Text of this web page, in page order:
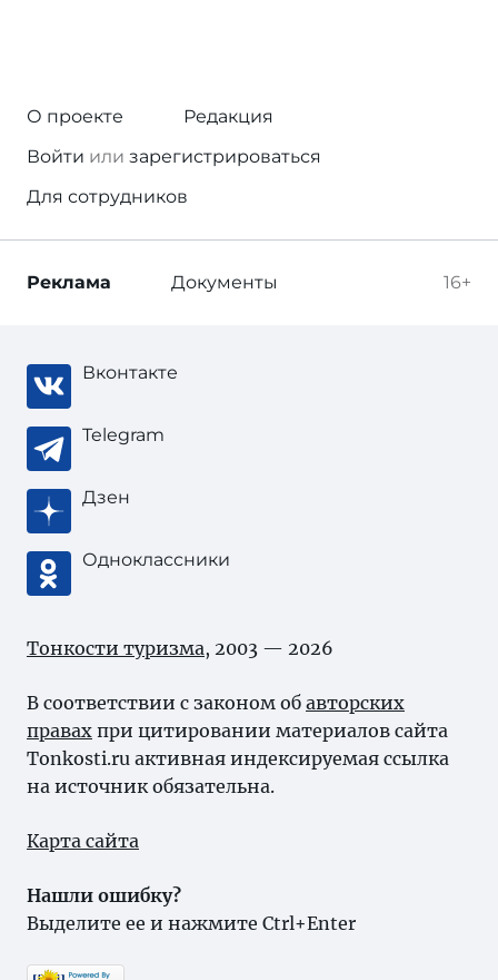
О проекте
Редакция
Войти или зарегистрироваться
Для сотрудников
16+
Реклама Документы
Вконтакте
Telegram
Дзен
Одноклассники
Тонкости туризма, 2003 — 2026
В соответствии с законом об авторских
правах при цитировании материалов сайта
Tonkosti.ru активная индексируемая ссылка
на источник обязательна.
Карта сайта
Нашли ошибку?
Выделите ее и нажмите Ctrl+Enter